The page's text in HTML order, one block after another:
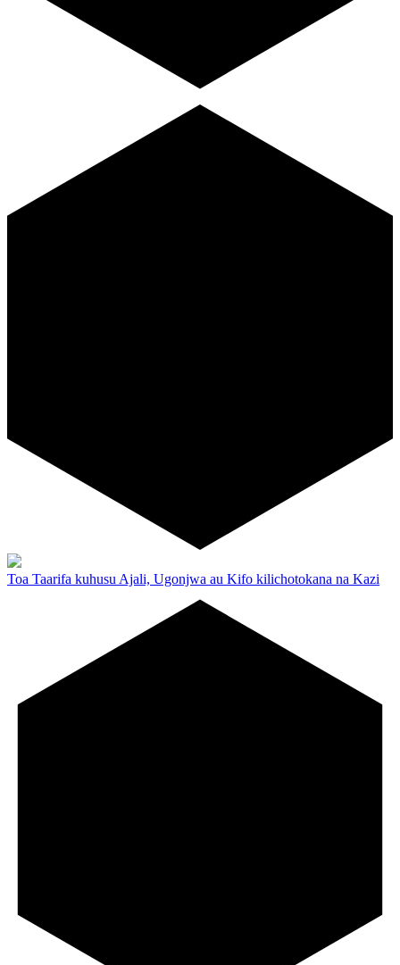
Toa Taarifa kuhusu Ajali, Ugonjwa au Kifo kilichotokana na Kazi